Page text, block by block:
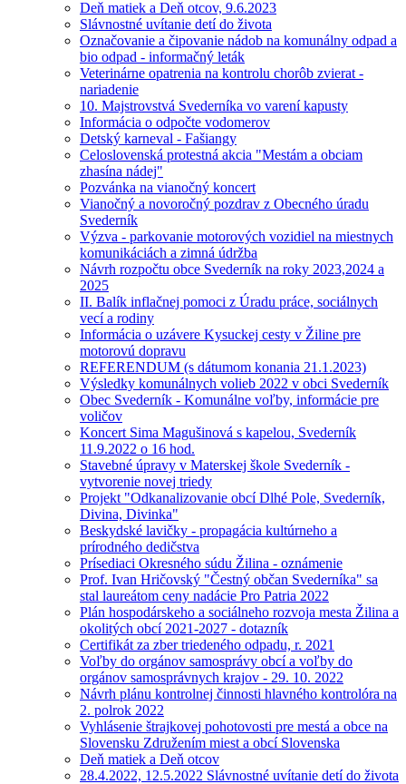
Deň matiek a Deň otcov, 9.6.2023
Slávnostné uvítanie detí do života
Označovanie a čipovanie nádob na komunálny odpad a
bio odpad - informačný leták
Veterinárne opatrenia na kontrolu chorôb zvierat -
nariadenie
10. Majstrovstvá Svederníka vo varení kapusty
Informácia o odpočte vodomerov
Detský karneval - Fašiangy
Celoslovenská protestná akcia "Mestám a obciam
zhasína nádej"
Pozvánka na vianočný koncert
Vianočný a novoročný pozdrav z Obecného úradu
Svederník
Výzva - parkovanie motorových vozidiel na miestnych
komunikáciách a zimná údržba
Návrh rozpočtu obce Svederník na roky 2023,2024 a
2025
II. Balík inflačnej pomoci z Úradu práce, sociálnych
vecí a rodiny
Informácia o uzávere Kysuckej cesty v Žiline pre
motorovú dopravu
REFERENDUM (s dátumom konania 21.1.2023)
Výsledky komunálnych volieb 2022 v obci Svederník
Obec Svederník - Komunálne voľby, informácie pre
voličov
Koncert Sima Magušinová s kapelou, Svederník
11.9.2022 o 16 hod.
Stavebné úpravy v Materskej škole Svederník -
vytvorenie novej triedy
Projekt "Odkanalizovanie obcí Dlhé Pole, Svederník,
Divina, Divinka"
Beskydské lavičky - propagácia kultúrneho a
prírodného dedičstva
Prísediaci Okresného súdu Žilina - oznámenie
Prof. Ivan Hričovský "Čestný občan Svederníka" sa
stal laureátom ceny nadácie Pro Patria 2022
Plán hospodárskeho a sociálneho rozvoja mesta Žilina a
okolitých obcí 2021-2027 - dotazník
Certifikát za zber triedeného odpadu, r. 2021
Voľby do orgánov samosprávy obcí a voľby do
orgánov samosprávnych krajov - 29. 10. 2022
Návrh plánu kontrolnej činnosti hlavného kontrolóra na
2. polrok 2022
Vyhlásenie štrajkovej pohotovosti pre mestá a obce na
Slovensku Združením miest a obcí Slovenska
Deň matiek a Deň otcov
28.4.2022, 12.5.2022 Slávnostné uvítanie detí do života